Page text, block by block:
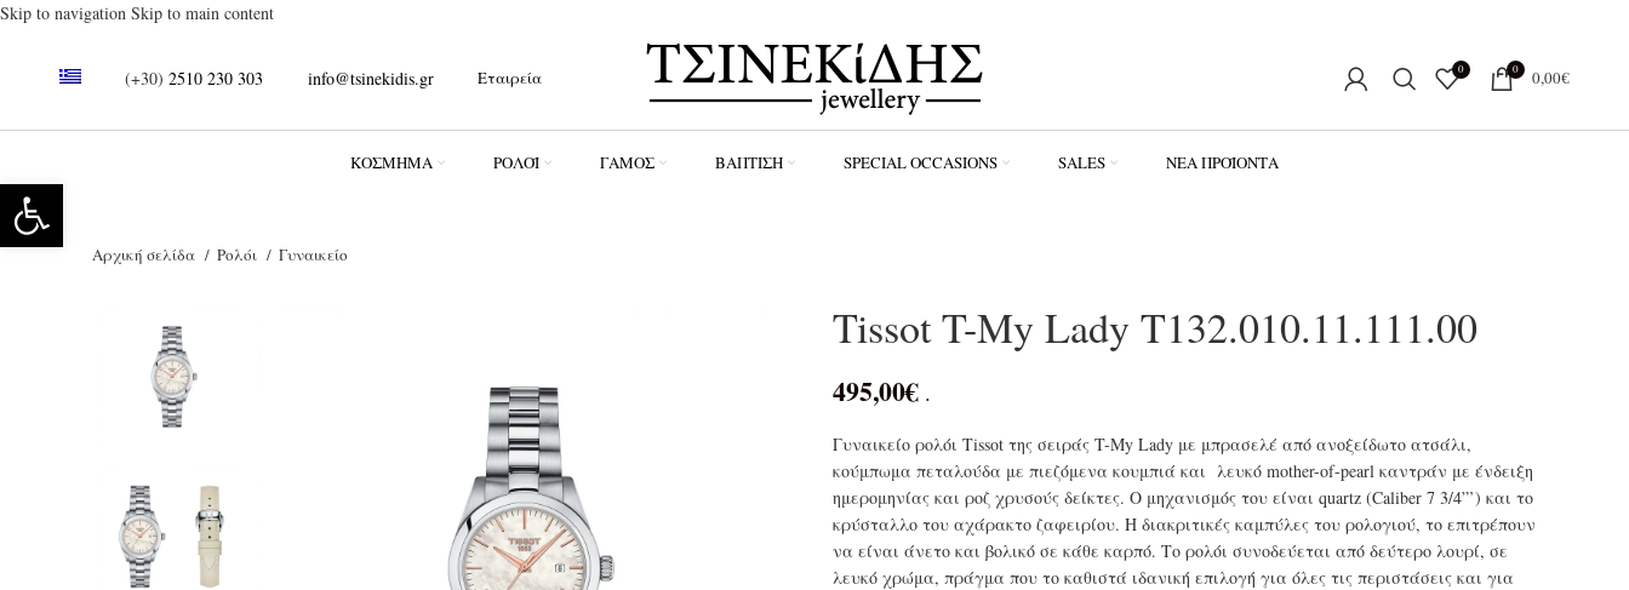
Skip to navigation Skip to main content
(+30)2510 230 303 info@tsinekidis.gr Εταιρεία 0 0 0,00€
ΚΌΣΜΗΜΑ ΡΟΛΌΪ ΓΆΜΟΣ ΒΆΠΤΙΣΗ SPECIAL OCCASIONS SALES ΝΈΑ ΠΡΟΪΌΝΤΑ
Αρχική σελίδα Ρολόι Γυναικείο
Tissot T-My Lady T132.010.11.111.00
495,00€ .
Γυναικείο ρολόι Tissot της σειράς T-My Lady με μπρασελέ από ανοξείδωτο ατσάλι,
κούμπωμα πεταλούδα με πιεζόμενα κουμπιά και λευκό mother-of-pearl καντράν με ένδειξη
ημερομηνίας και ροζ χρυσούς δείκτες. Ο μηχανισμός του είναι quartz (Caliber 7 3/4”’) και το
κρύσταλλο του αχάρακτο ζαφειρίου. Η διακριτικές καμπύλες του ρολογιού, το επιτρέπουν
να είναι άνετο και βολικό σε κάθε καρπό. Το ρολόι συνοδεύεται από δεύτερο λουρί, σε
λευκό χρώμα, πράγμα που το καθιστά ιδανική επιλογή για όλες τις περιστάσεις και για
Ανοίξτε τη γραμμή εργαλείων